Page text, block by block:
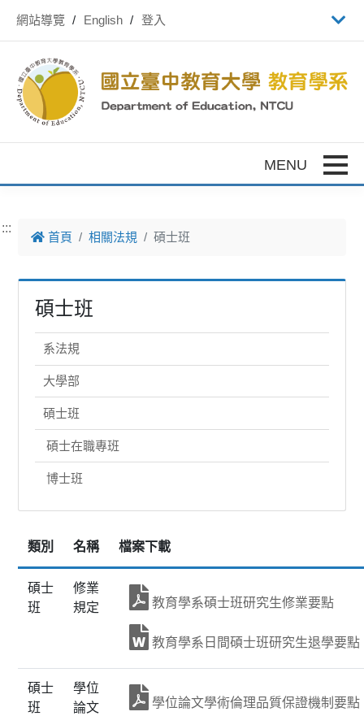
網站導覽 English 登入
:::
首頁 相關法規 碩士班
碩士班
系法規
大學部
碩士班
碩士在職專班
博士班
類別 名稱 檔案下載
碩士
班
修業
規定
教育學系碩士班研究生修業要點
教育學系日間碩士班研究生退學要點
碩士
班
學位
論文
學位論文學術倫理品質保證機制要點